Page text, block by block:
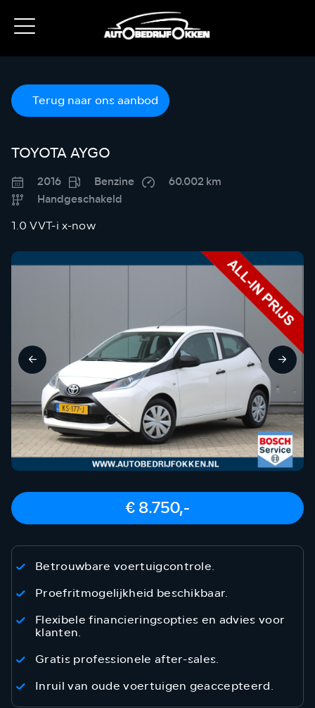
Terug naar ons aanbod
TOYOTA AYGO
2016 Benzine
60.002 km
Handgeschakeld
1.0 VVT-i x-now
€ 8.750,-
Betrouwbare voertuigcontrole.
Proefritmogelijkheid beschikbaar.
Flexibele financieringsopties en advies voor
klanten.
Gratis professionele after-sales.
Inruil van oude voertuigen geaccepteerd.